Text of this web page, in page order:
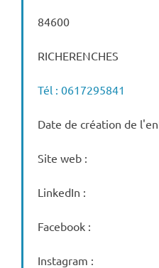
84600
RICHERENCHES
Tél : 0617295841
Date de création de
Site web :
LinkedIn :
Facebook :
Instagram :